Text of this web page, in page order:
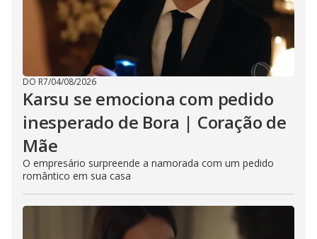
DO R7/04/08/2026
Karsu se emociona com pedido
inesperado de Bora | Coração de
Mãe
O empresário surpreende a namorada com um pedido
romântico em sua casa